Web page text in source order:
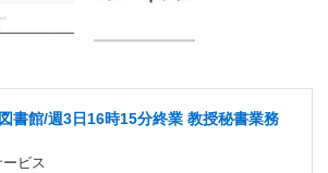
書館/週3日16時15分終業 教授秘書業務
ビス